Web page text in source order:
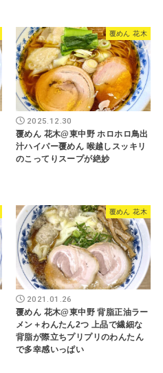
覆めん 花木
2025.12.30
覆めん 花木@東中野 ホロホロ鳥出
汁ハイパー覆めん 喉越しスッキリ
のこってりスープが絶妙
覆めん 花木
2021.01.26
覆めん 花木@東中野 背脂正油ラー
メン＋わんたん2つ 上品で繊細な
背脂が際立ちプリプリのわんたん
で多幸感いっぱい